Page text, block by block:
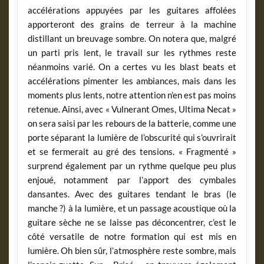
accélérations appuyées par les guitares affolées
apporteront des grains de terreur à la machine
distillant un breuvage sombre. On notera que, malgré
un parti pris lent, le travail sur les rythmes reste
néanmoins varié. On a certes vu les blast beats et
accélérations pimenter les ambiances, mais dans les
moments plus lents, notre attention n’en est pas moins
retenue. Ainsi, avec « Vulnerant Omes, Ultima Necat »
on sera saisi par les rebours de la batterie, comme une
porte séparant la lumière de l’obscurité qui s’ouvrirait
et se fermerait au gré des tensions. « Fragmenté »
surprend également par un rythme quelque peu plus
enjoué, notamment par l’apport des cymbales
dansantes. Avec des guitares tendant le bras (le
manche ?) à la lumière, et un passage acoustique où la
guitare sèche ne se laisse pas déconcentrer, c’est le
côté versatile de notre formation qui est mis en
lumière. Oh bien sûr, l’atmosphère reste sombre, mais